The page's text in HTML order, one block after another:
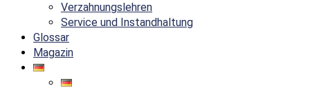
Verzahnungslehren
Service und Instandhaltung
Glossar
Magazin